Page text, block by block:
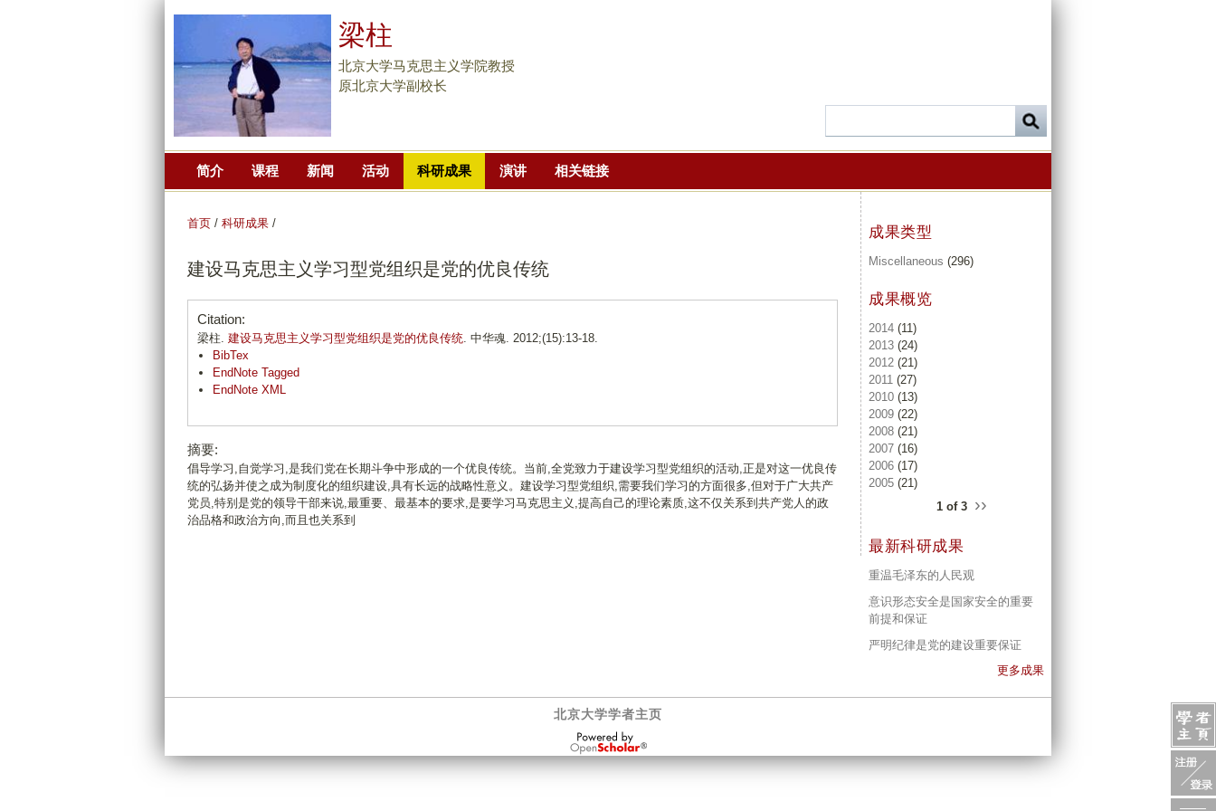
主
分
梁柱
北京大学马克思主义学院教授
原北京大学副校长
简介 课程 新闻 活动 科研成果 演讲 相关链接
首页 / 科研成果 /
建设马克思主义学习型党组织是党的优良传统
Citation:
梁柱. 建设马克思主义学习型党组织是党的优良传统. 中华魂. 2012;(15):13-18.
BibTex
EndNote Tagged
EndNote XML
摘要:
倡导学习,自觉学习,是我们党在长期斗争中形成的一个优良传统。当前,全党致力于建设学习型党组织的活动,正是对这一优良传
统的弘扬并使之成为制度化的组织建设,具有长远的战略性意义。建设学习型党组织,需要我们学习的方面很多,但对于广大共产
党员,特别是党的领导干部来说,最重要、最基本的要求,是要学习马克思主义,提高自己的理论素质,这不仅关系到共产党人的政
治品格和政治方向,而且也关系到
成果类型
Miscellaneous (296)
成果概览
2014 (11)
2013 (24)
2012 (21)
2011 (27)
2010 (13)
2009 (22)
2008 (21)
2007 (16)
2006 (17)
2005 (21)
1 of 3 ››
最新科研成果
重温毛泽东的人民观
意识形态安全是国家安全的重要
前提和保证
严明纪律是党的建设重要保证
更多成果
北京大学学者主页
OpenScholar